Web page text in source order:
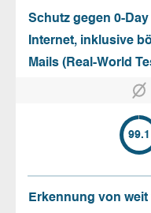
Schutz gegen 0-
Internet, inklusive
Mails (Real-World
99.1
Erkennung von